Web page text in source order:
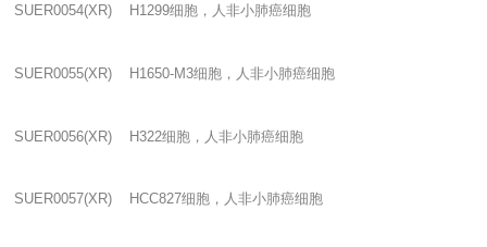
SUER0054(XR) H1299细胞，人非小肺癌细胞
SUER0055(XR) H1650-M3细胞，人非小肺癌细胞
SUER0056(XR) H322细胞，人非小肺癌细胞
SUER0057(XR) HCC827细胞，人非小肺癌细胞